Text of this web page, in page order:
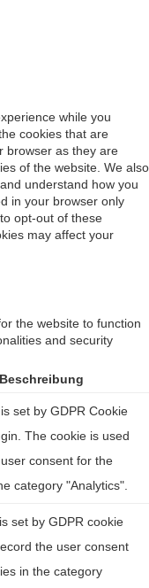
while you
cookies that are
browser as they are
of the website. We also
understand how you
in your browser only
opt-out of these
may affect your
the website to function
and security
Beschreibung
set by GDPR Cookie
The cookie is used
consent for the
category "Analytics".
set by GDPR cookie
the user consent
in the category